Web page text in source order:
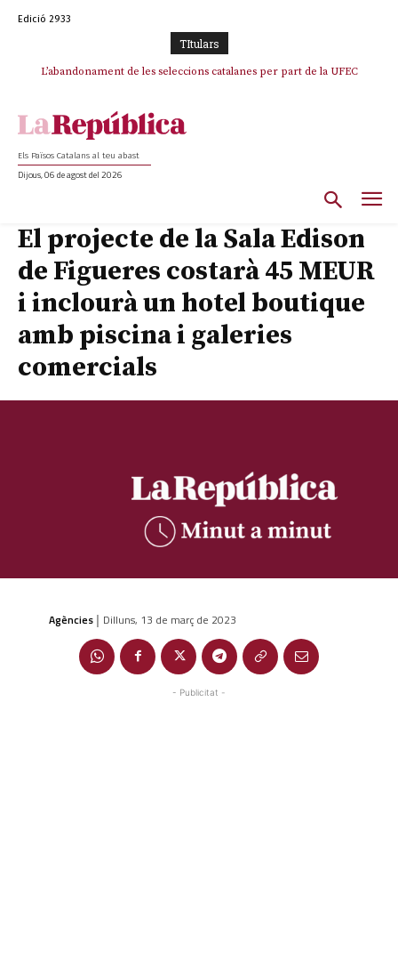
Edició 2933
TItulars
L’abandonament de les seleccions catalanes per part de la UFEC
Els Països Catalans al teu abast
Dijous, 06 de agost del 2026
El projecte de la Sala Edison
de Figueres costarà 45 MEUR
i inclourà un hotel boutique
amb piscina i galeries
comercials
Agències | Dilluns, 13 de març de 2023
- Publicitat -